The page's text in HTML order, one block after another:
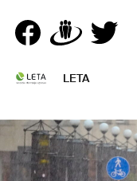
LETA